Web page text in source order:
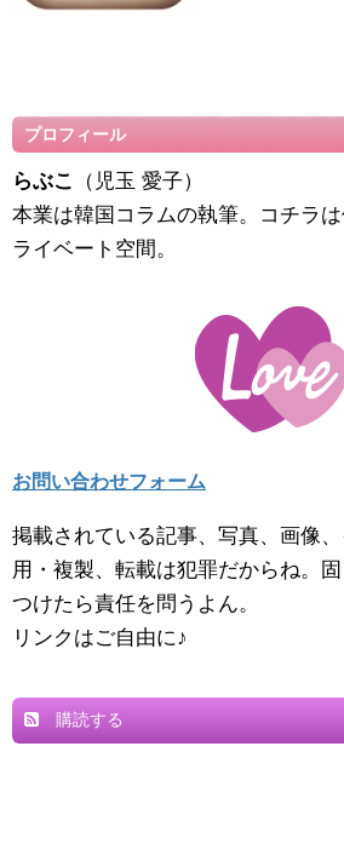
プロフィール
らぶこ
（児玉 愛子）
本業は韓国コラムの執筆。コチラ
ライベート空間。
お問い合わせフォーム
掲載されている記事、写真、画像
用・複製、転載は犯罪だからね。
つけたら責任を問うよん。
リンクはご自由に♪
購読する